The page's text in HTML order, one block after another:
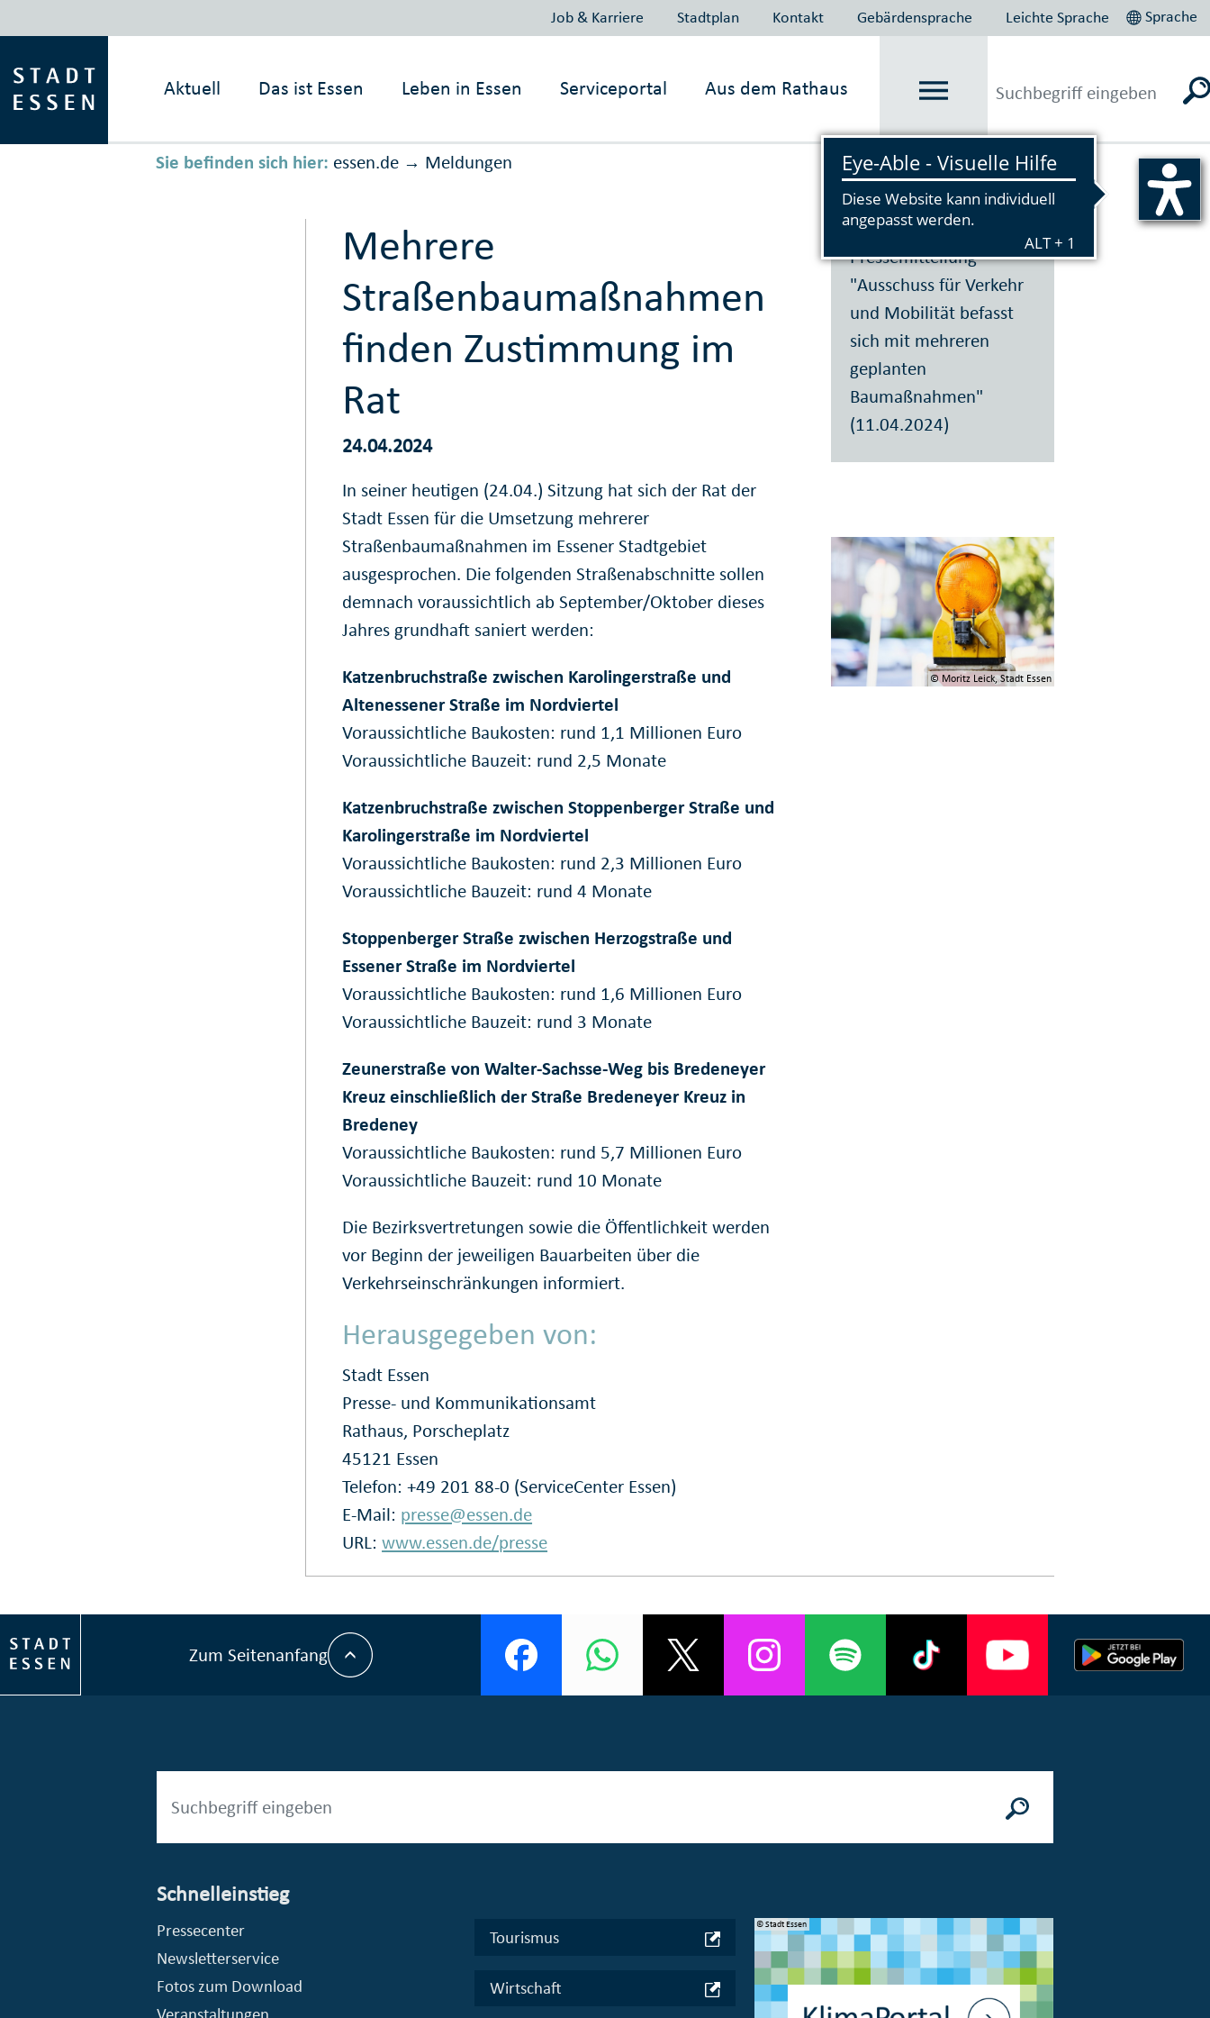
Job & Karriere Stadtplan Kontakt Gebärdensprache Leichte Sprache Sprache
Aktuell Das ist Essen Leben in Essen Serviceportal Aus dem Rathaus
Sie befinden sich hier: essen.de → Meldungen Vorlesen
Mehrere
Straßenbaumaßnahmen
finden Zustimmung im
Rat
24.04.2024
In seiner heutigen (24.04.) Sitzung hat sich der Rat der
Stadt Essen für die Umsetzung mehrerer
Straßenbaumaßnahmen im Essener Stadtgebiet
ausgesprochen. Die folgenden Straßenabschnitte sollen
demnach voraussichtlich ab September/Oktober dieses
Jahres grundhaft saniert werden:
Katzenbruchstraße zwischen Karolingerstraße und
Altenessener Straße im Nordviertel
Voraussichtliche Baukosten: rund 1,1 Millionen Euro
Voraussichtliche Bauzeit: rund 2,5 Monate
Katzenbruchstraße zwischen Stoppenberger Straße und
Karolingerstraße im Nordviertel
Voraussichtliche Baukosten: rund 2,3 Millionen Euro
Voraussichtliche Bauzeit: rund 4 Monate
Stoppenberger Straße zwischen Herzogstraße und
Essener Straße im Nordviertel
Voraussichtliche Baukosten: rund 1,6 Millionen Euro
Voraussichtliche Bauzeit: rund 3 Monate
Zeunerstraße von Walter-Sachsse-Weg bis Bredeneyer
Kreuz einschließlich der Straße Bredeneyer Kreuz in
Bredeney
Voraussichtliche Baukosten: rund 5,7 Millionen Euro
Voraussichtliche Bauzeit: rund 10 Monate
Die Bezirksvertretungen sowie die Öffentlichkeit werden
vor Beginn der jeweiligen Bauarbeiten über die
Verkehrseinschränkungen informiert.
Herausgegeben von:
Stadt Essen
Presse- und Kommunikationsamt
Rathaus, Porscheplatz
45121 Essen
Telefon: +49 201 88-0 (ServiceCenter Essen)
E-Mail: presse@essen.de
URL:www.essen.de/presse
Pressemitteilung
"Ausschuss für Verkehr
und Mobilität befasst
sich mit mehreren
geplanten
Baumaßnahmen"
(11.04.2024)
© Moritz Leick, Stadt Essen
Zum Seitenanfang
Schnelleinstieg
Pressecenter
Newsletterservice
Fotos zum Download
Veranstaltungen
Tourismus
Wirtschaft
© Stadt Essen, Presse- und Kommunikationsamt © Stadt Essen